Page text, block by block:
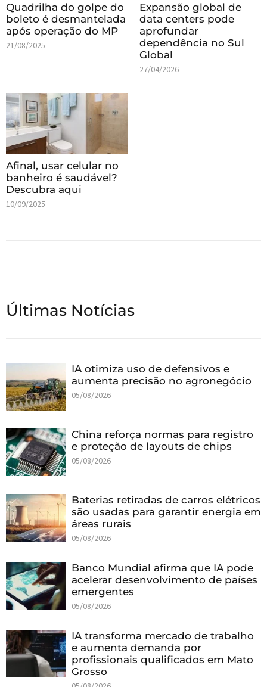
Quadrilha do golpe do
boleto é desmantelada
após operação do MP
21/08/2025
Expansão global de
data centers pode
aprofundar
dependência no Sul
Global
27/04/2026
Afinal, usar celular no
banheiro é saudável?
Descubra aqui
10/09/2025
Últimas Notícias
IA otimiza uso de defensivos e
aumenta precisão no agronegócio
05/08/2026
China reforça normas para registro
e proteção de layouts de chips
05/08/2026
Baterias retiradas de carros elétricos
são usadas para garantir energia em
áreas rurais
05/08/2026
Banco Mundial afirma que IA pode
acelerar desenvolvimento de países
emergentes
05/08/2026
IA transforma mercado de trabalho
e aumenta demanda por
profissionais qualificados em Mato
Grosso